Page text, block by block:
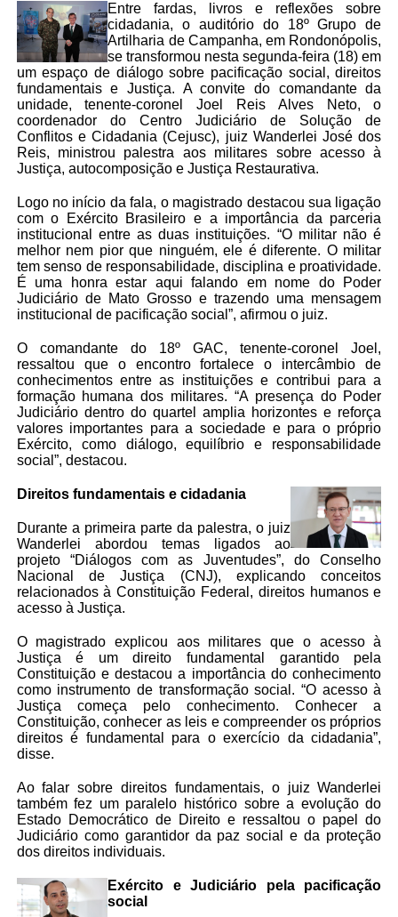
Entre fardas, livros e reflexões sobre
cidadania, o auditório do 18º Grupo de
Artilharia de Campanha, em Rondonópolis,
se transformou nesta segunda-feira (18) em
um espaço de diálogo sobre pacificação social, direitos
fundamentais e Justiça. A convite do comandante da
unidade, tenente-coronel Joel Reis Alves Neto, o
coordenador do Centro Judiciário de Solução de
Conflitos e Cidadania (Cejusc), juiz Wanderlei José dos
Reis, ministrou palestra aos militares sobre acesso à
Justiça, autocomposição e Justiça Restaurativa.
Logo no início da fala, o magistrado destacou sua ligação
com o Exército Brasileiro e a importância da parceria
institucional entre as duas instituições. “O militar não é
melhor nem pior que ninguém, ele é diferente. O militar
tem senso de responsabilidade, disciplina e proatividade.
É uma honra estar aqui falando em nome do Poder
Judiciário de Mato Grosso e trazendo uma mensagem
institucional de pacificação social”, afirmou o juiz.
O comandante do 18º GAC, tenente-coronel Joel,
ressaltou que o encontro fortalece o intercâmbio de
conhecimentos entre as instituições e contribui para a
formação humana dos militares. “A presença do Poder
Judiciário dentro do quartel amplia horizontes e reforça
valores importantes para a sociedade e para o próprio
Exército, como diálogo, equilíbrio e responsabilidade
social”, destacou.
Direitos fundamentais e cidadania
Durante a primeira parte da palestra, o juiz
Wanderlei abordou temas ligados ao
projeto “Diálogos com as Juventudes”, do Conselho
Nacional de Justiça (CNJ), explicando conceitos
relacionados à Constituição Federal, direitos humanos e
acesso à Justiça.
O magistrado explicou aos militares que o acesso à
Justiça é um direito fundamental garantido pela
Constituição e destacou a importância do conhecimento
como instrumento de transformação social. “O acesso à
Justiça começa pelo conhecimento. Conhecer a
Constituição, conhecer as leis e compreender os próprios
direitos é fundamental para o exercício da cidadania”,
disse.
Ao falar sobre direitos fundamentais, o juiz Wanderlei
também fez um paralelo histórico sobre a evolução do
Estado Democrático de Direito e ressaltou o papel do
Judiciário como garantidor da paz social e da proteção
dos direitos individuais.
Exército e Judiciário pela pacificação
social